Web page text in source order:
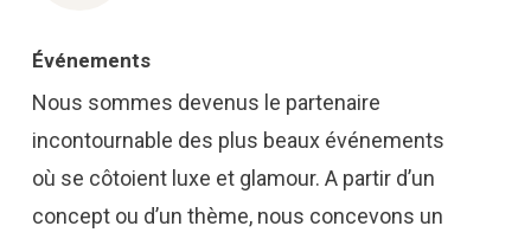
Événements
Nous sommes devenus le partenaire
incontournable des plus beaux événements
où se côtoient luxe et glamour. A partir d’un
concept ou d’un thème, nous concevons un